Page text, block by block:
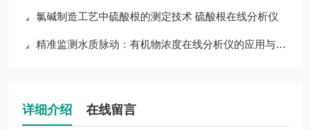
氯碱制造工艺中硫酸根的测定技术 硫酸根在线分析仪
精准监测水质脉动：有机物浓度在线分析仪的应用与价值
详细介绍 在线留言